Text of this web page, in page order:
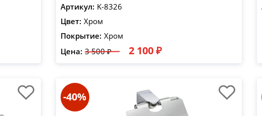
Артикул: K-8326
Цвет: Хром
Покрытие: Хром
Цена: 3 500 ₽ 2 100 ₽
-40%